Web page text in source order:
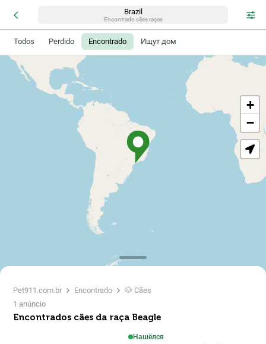
Brazil
Encontrado cães raças
Todos Perdido Encontrado Ищут дом
Pet911.com.br Encontrado
🐶 Cães
1 anúncio
Encontrados cães da raça Beagle
Нашёлся
+
−